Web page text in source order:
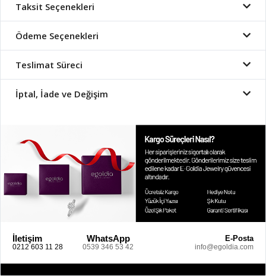
Taksit Seçenekleri
Ödeme Seçenekleri
Teslimat Süreci
İptal, İade ve Değişim
İletişim
0212 603 11 28
WhatsApp
0539 346 53 42
E-Posta
info@egoldia.com